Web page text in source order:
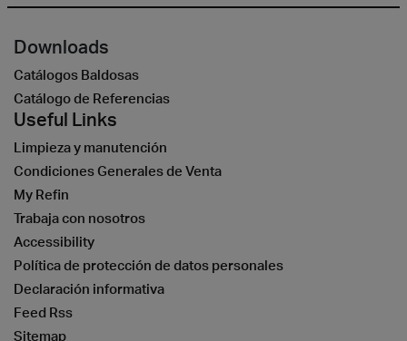
Downloads
Catálogos Baldosas
Catálogo de Referencias
Useful Links
Limpieza y manutención
Condiciones Generales de Venta
My Refin
Trabaja con nosotros
Accessibility
Política de protección de datos personales
Declaración informativa
Feed Rss
Sitemap